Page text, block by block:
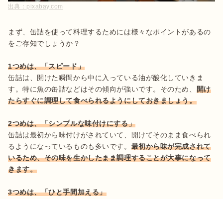
出典： pixabay.com
まず、缶詰を使って料理するためには様々なポイントがあるの
をご存知でしょうか？
1つめは、「スピード」
缶詰は、開けた瞬間から中に入っている油が酸化していきま
す。特に魚の缶詰などはその傾向が強いです。そのため、 開け
たらすぐに調理して食べられるようにしておきましょう。
2つめは、「シンプルな味付けにする」
缶詰は最初から味付けがされていて、開けてそのまま食べられ
るようになっているものも多いです。 最初から味が完成されて
いるため、その味を生かしたまま調理することが大事になって
きます。
3つめは、「ひと手間加える」